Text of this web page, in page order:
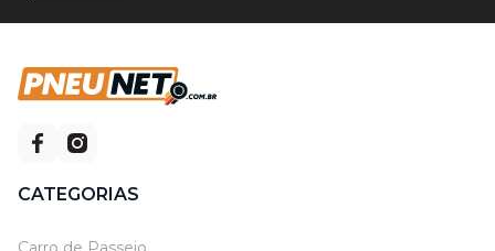
CATEGORIAS